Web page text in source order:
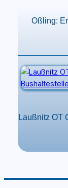
Oßling:
Laußnitz OT